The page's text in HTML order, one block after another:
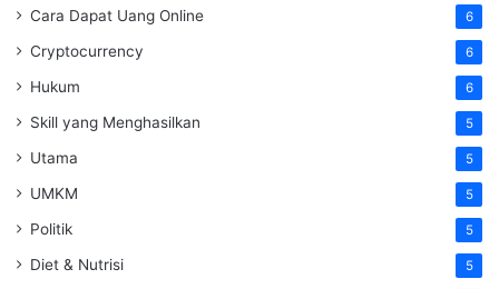
Cara Dapat Uang Online 6
Cryptocurrency 6
Hukum 6
Skill yang Menghasilkan 5
Utama 5
UMKM 5
Politik 5
Diet & Nutrisi 5